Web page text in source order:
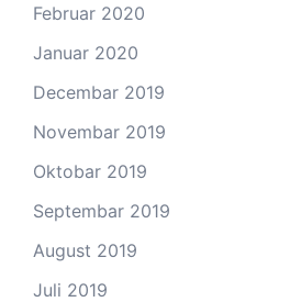
Februar 2020
Januar 2020
Decembar 2019
Novembar 2019
Oktobar 2019
Septembar 2019
August 2019
Juli 2019